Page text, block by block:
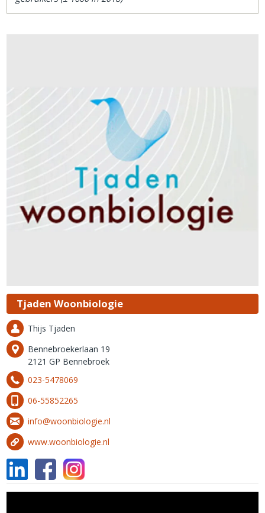
Tjaden Woonbiologie
Thijs Tjaden
Bennebroekerlaan 19
2121 GP Bennebroek
023-5478069
06-55852265
info@woonbiologie.nl
www.woonbiologie.nl